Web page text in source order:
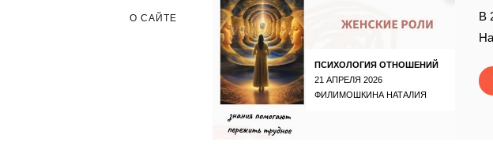
О САЙТЕ
ПСИХОЛОГИЯ ОТНОШЕНИЙ
21 АПРЕЛЯ 2026
ФИЛИМОШКИНА НАТАЛИЯ
В